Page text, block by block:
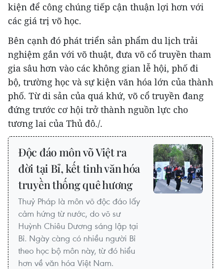
kiện để công chúng tiếp cận thuận lợi hơn với
các giá trị võ học.
Bên cạnh đó phát triển sản phẩm du lịch trải
nghiệm gắn với võ thuật, đưa võ cổ truyền tham
gia sâu hơn vào các không gian lễ hội, phố đi
bộ, trường học và sự kiện văn hóa lớn của thành
phố. Từ di sản của quá khứ, võ cổ truyền đang
đứng trước cơ hội trở thành nguồn lực cho
tương lai của Thủ đô./.
Độc đáo môn võ Việt ra
đời tại Bỉ, kết tinh văn hóa
truyền thống quê hương
Thuỷ Pháp là môn võ độc đáo lấy
cảm hứng từ nước, do võ sư
Huỳnh Chiêu Dương sáng lập tại
Bỉ. Ngày càng có nhiều người Bỉ
theo học bộ môn này, từ đó hiểu
hơn về văn hóa Việt Nam.